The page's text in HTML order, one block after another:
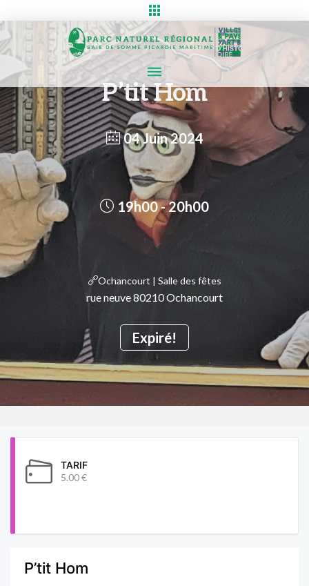
P’tit Hom
04 Juin 2024
Expiré!
19h00 - 20h00
Ochancourt | Salle des fêtes
rue neuve 80210 Ochancourt
TARIF
5.00 €
P’tit Hom